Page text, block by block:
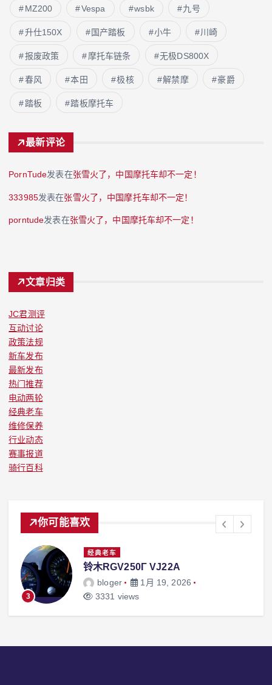
MZ200 Vespa wsbk 九号
升仕150X 国产踏板 小牛 川崎
报废政策 摩托车链条 无极DS800X
春风 本田 极核 解禁摩 豪爵
踏板 踏板摩托车
最新评论
PornTude发表在张雪火了，中国摩托车却不一定！
333985发表在张雪火了，中国摩托车却不一定！
porntude发表在张雪火了，中国摩托车却不一定！
文章归类
JC君测评
互动讨论
政策法规
新车发布
最新发布
热门推荐
电动两轮
经典老车
维修保养
行业动态
赛事报道
骑行百科
你可能喜欢
3
经典老车
铃木RGV250Γ VJ22A
bloger
1月 19, 2026
3331 views